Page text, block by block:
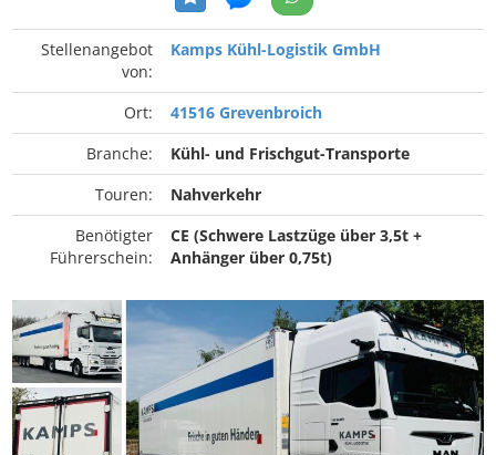
Stellenangebot
von:
Kamps Kühl-Logistik GmbH
Ort:
41516 Grevenbroich
Branche:
Kühl- und Frischgut-Transporte
Touren:
Nahverkehr
Benötigter
Führerschein:
CE (Schwere Lastzüge über 3,5t +
Anhänger über 0,75t)